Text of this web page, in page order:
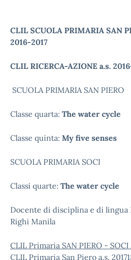
CLIL SCUOLA PRIMARIA SAN
2016-2017
CLIL RICERCA-AZIONE a.s.
SCUOLA PRIMARIA SAN PIERO
Classe quarta: The water cycle
Classe quinta: My five senses
SCUOLA PRIMARIA SOCI
Classi quarte: The water cycle
Docente di disciplina e di lingua
Righi Manila
CLIL Primaria SAN PIERO - SOCI
CLIL Primaria San Piero a.s.